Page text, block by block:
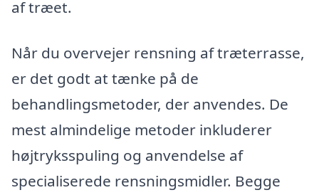
af træet.
Når du overvejer rensning af træterrasse,
er det godt at tænke på de
behandlingsmetoder, der anvendes. De
mest almindelige metoder inkluderer
højtryksspuling og anvendelse af
specialiserede rensningsmidler. Begge